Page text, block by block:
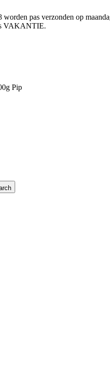
pas verzonden op
VAKANTIE.
Pip